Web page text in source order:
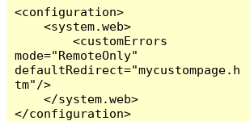
<configuration>
    <system.web>
        <customErrors
mode="RemoteOnly"
defaultRedirect="mycustompage.h
tm"/>
    </system.web>
</configuration>